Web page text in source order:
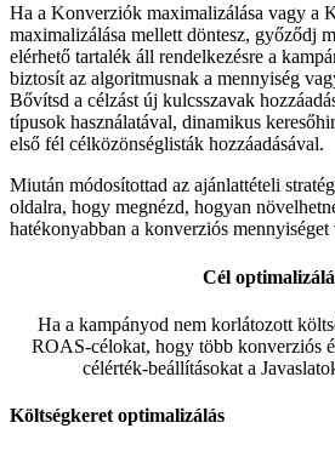
Ha a Konverziók maximalizálása vagy a
maximalizálása mellett döntesz, győződj
elérhető tartalék áll rendelkezésre a
biztosít az algoritmusnak a mennyiség
Bővítsd a célzást új kulcsszavak
típusok használatával, dinamikus
első fél célközönséglisták hozzáadásával.
Miután módosítottad az ajánlattételi
oldalra, hogy megnézd, hogyan
hatékonyabban a konverziós mennyiséget
Cél
Ha a kampányod nem korlátozott
ROAS-célokat, hogy több konverziós
célérték-beállításokat a
Költségkeret optimalizálás